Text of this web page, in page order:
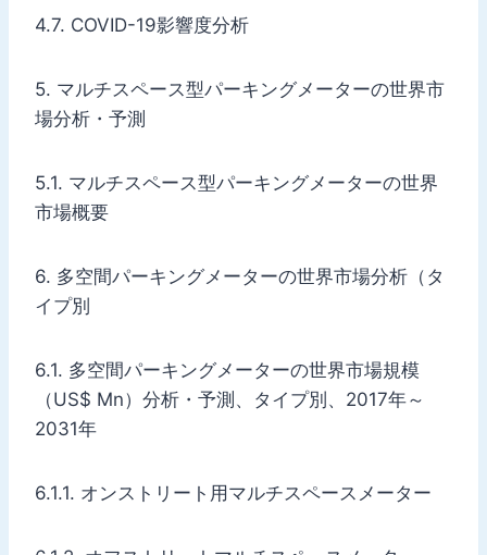
4.7. COVID-19影響度分析
5. マルチスペース型パーキングメーターの世界市
場分析・予測
5.1. マルチスペース型パーキングメーターの世界
市場概要
6. 多空間パーキングメーターの世界市場分析（タ
イプ別
6.1. 多空間パーキングメーターの世界市場規模
（US$ Mn）分析・予測、タイプ別、2017年～
2031年
6.1.1. オンストリート用マルチスペースメーター